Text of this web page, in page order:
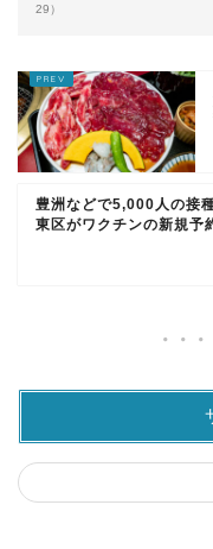
29）
豊洲などで5,000人の接
東区がワクチンの新規予